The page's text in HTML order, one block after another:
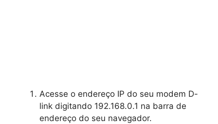
Acesse o endereço IP do seu modem D-
link digitando 192.168.0.1 na barra de
endereço do seu navegador.